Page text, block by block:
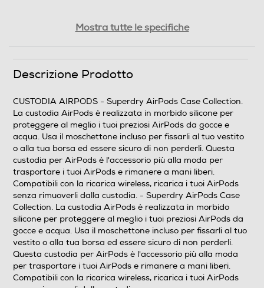
Informazioni sulla sicurezza del prodotto
Clicca qui
Mostra tutte le specifiche
Descrizione Prodotto
CUSTODIA AIRPODS - Superdry AirPods Case Collection.
La custodia AirPods è realizzata in morbido silicone per
proteggere al meglio i tuoi preziosi AirPods da gocce e
acqua. Usa il moschettone incluso per fissarli al tuo vestito
o alla tua borsa ed essere sicuro di non perderli. Questa
custodia per AirPods è l'accessorio più alla moda per
trasportare i tuoi AirPods e rimanere a mani liberi.
Compatibili con la ricarica wireless, ricarica i tuoi AirPods
senza rimuoverli dalla custodia. - Superdry AirPods Case
Collection. La custodia AirPods è realizzata in morbido
silicone per proteggere al meglio i tuoi preziosi AirPods da
gocce e acqua. Usa il moschettone incluso per fissarli al tuo
vestito o alla tua borsa ed essere sicuro di non perderli.
Questa custodia per AirPods è l'accessorio più alla moda
per trasportare i tuoi AirPods e rimanere a mani liberi.
Compatibili con la ricarica wireless, ricarica i tuoi AirPods